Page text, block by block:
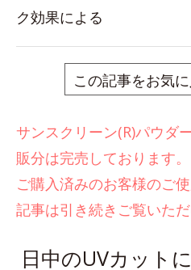
ク効果による
この記事をお気
サンスクリーン(R)パウダ
販分は完売しております。
ご購入済みのお客様のご
記事は引き続きご覧いただ
日中のUVカット